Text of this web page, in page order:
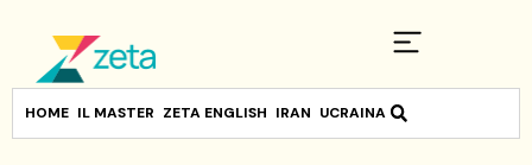
HOME IL MASTER ZETA ENGLISH IRAN UCRAINA